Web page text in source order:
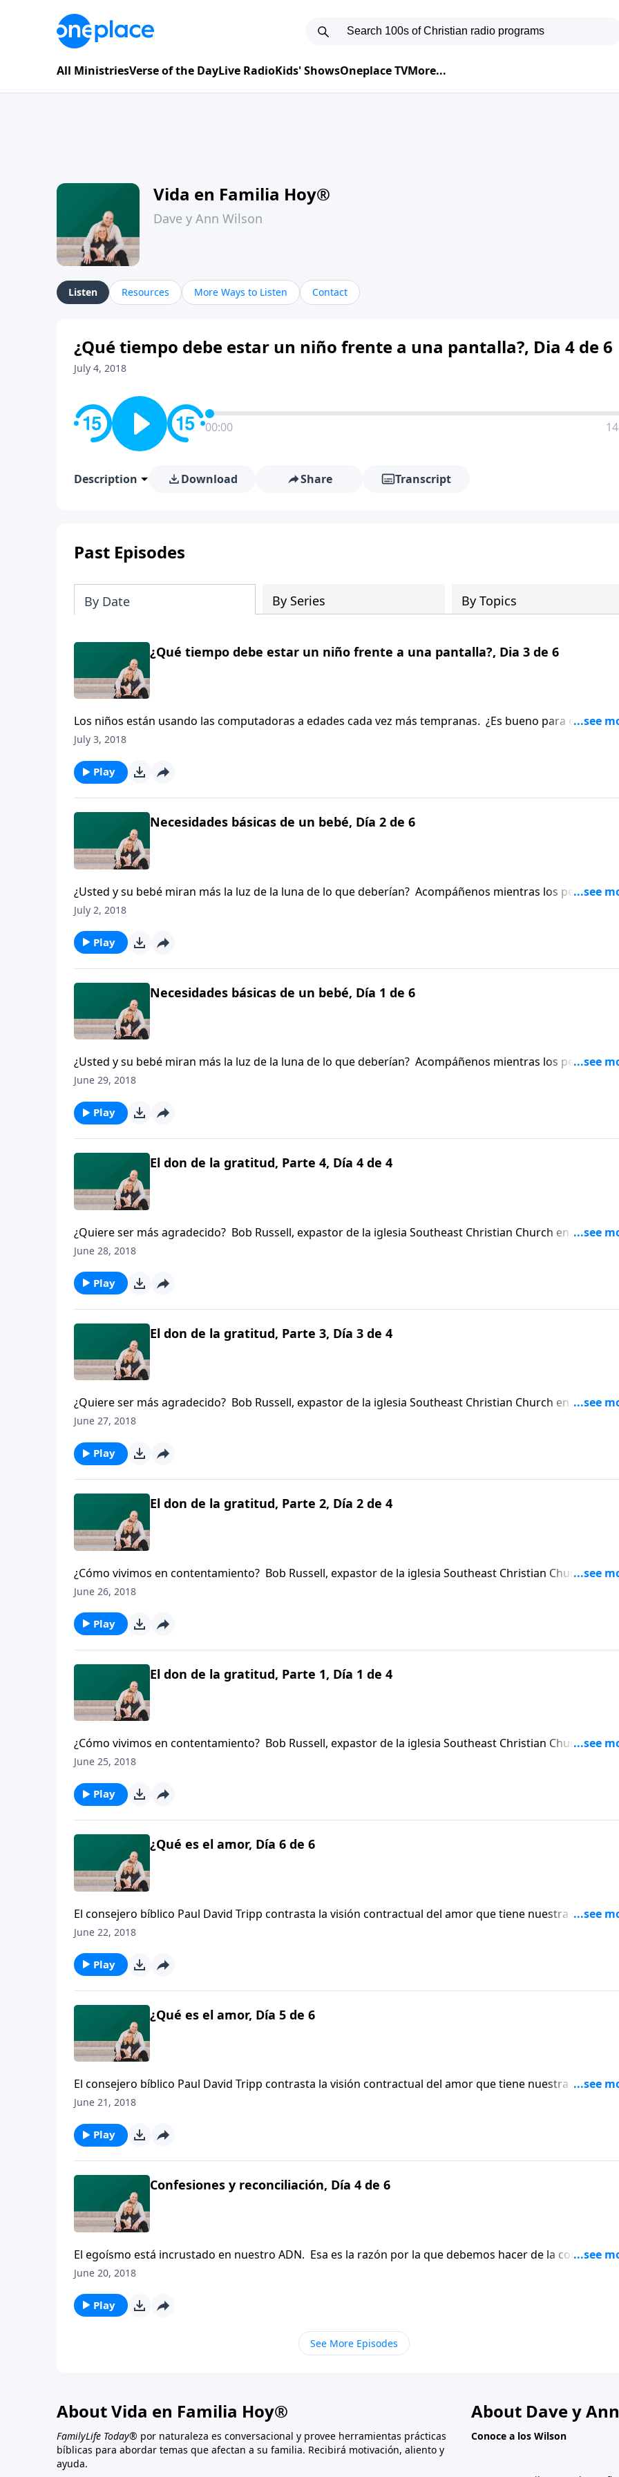
All MinistriesVerse of the DayLive RadioKids' ShowsOneplace TVMore...
Vida en Familia Hoy®
Dave y Ann Wilson
Listen Resources More Ways to Listen Contact
¿Qué tiempo debe estar un niño frente a una pantalla?, Dia 4 de 6
July 4, 2018
00:00
Description Download Share Transcript
Past Episodes
By Date By Series By Topics
¿Qué tiempo debe estar un niño frente a una pantalla?, Dia 3 de 6
Los niños están usando las computadoras a edades cada vez más tempranas. ¿Es bueno para ellos?
pediatras, el doctor Den Trumbull y la doctora Michelle Cretella, hablan sobre los efectos del tiempo que
July 3, 2018
Play
Necesidades básicas de un bebé, Día 2 de 6
¿Usted y su bebé miran más la luz de la luna de lo que deberían? Acompáñenos mientras los pediatras
Den Trumbull y Michelle Cretella comparten con los padres sanos conejos para acostar a los pequeños
aprendido acerca de suplir las necesidades nutricionales de un bebé.
July 2, 2018
Play
Necesidades básicas de un bebé, Día 1 de 6
¿Usted y su bebé miran más la luz de la luna de lo que deberían? Acompáñenos mientras los pediatras
Den Trumbull y Michelle Cretella comparten con los padres sanos conejos para acostar a los pequeños
aprendido acerca de suplir las necesidades nutricionales de un bebé.
June 29, 2018
Play
El don de la gratitud, Parte 4, Día 4 de 4
¿Quiere ser más agradecido? Bob Russell, expastor de la iglesia Southeast Christian Church en
Kentucky, nos cuenta cómo servir a los “menos afortunados” puede alentar la gratitud.
June 28, 2018
Play
El don de la gratitud, Parte 3, Día 3 de 4
¿Quiere ser más agradecido? Bob Russell, expastor de la iglesia Southeast Christian Church en
Kentucky, nos cuenta cómo servir a los “menos afortunados” puede alentar la gratitud.
June 27, 2018
Play
El don de la gratitud, Parte 2, Día 2 de 4
¿Cómo vivimos en contentamiento? Bob Russell, expastor de la iglesia Southeast Christian Church en
Louisville, Kentucky, se dirige a hombres y mujeres sobre la importancia de ser agradecidos.
June 26, 2018
Play
El don de la gratitud, Parte 1, Día 1 de 4
¿Cómo vivimos en contentamiento? Bob Russell, expastor de la iglesia Southeast Christian Church en
Louisville, Kentucky, se dirige a hombres y mujeres sobre la importancia de ser agradecidos.
June 25, 2018
Play
¿Qué es el amor, Día 6 de 6
El consejero bíblico Paul David Tripp contrasta la visión contractual del amor que tiene nuestra cultura,
hago esto y tú haces lo otro”, con la visión bíblica del amor, que es amar al otro, no porque lo merezca,
June 22, 2018
Play
¿Qué es el amor, Día 5 de 6
El consejero bíblico Paul David Tripp contrasta la visión contractual del amor que tiene nuestra cultura,
hago esto y tú haces lo otro”, con la visión bíblica del amor, que es amar al otro, no porque lo merezca,
June 21, 2018
Play
Confesiones y reconciliación, Día 4 de 6
El egoísmo está incrustado en nuestro ADN. Esa es la razón por la que debemos hacer de la confesión y
del perdón parte de nuestro estilo de vida, según Paul David Tripp.
June 20, 2018
Play
See More Episodes
About Vida en Familia Hoy®
FamilyLife Today® por naturaleza es conversacional y provee herramientas prácticas
bíblicas para abordar temas que afectan a su familia. Recibirá motivación, aliento y
ayuda.
About Dave y
Conoce a los Wilson